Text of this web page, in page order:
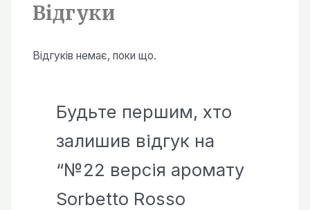
Відгуки
Відгуків немає, поки що.
Будьте першим, хто
залишив відгук на
“№22 версія аромату
Sorbetto Rosso